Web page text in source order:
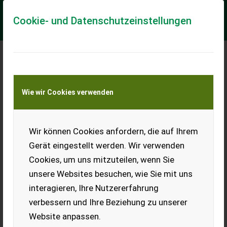
Cookie- und Datenschutzeinstellungen
Wie wir Cookies verwenden
Wir können Cookies anfordern, die auf Ihrem
Gerät eingestellt werden. Wir verwenden
Cookies, um uns mitzuteilen, wenn Sie
unsere Websites besuchen, wie Sie mit uns
interagieren, Ihre Nutzererfahrung
verbessern und Ihre Beziehung zu unserer
Website anpassen.
Meine Transportkostenanfrage
Transport von Land- und Baumaschinen –
KEINE Tiertransporte
Raven CR7 manuelles Spurführsystem
RAVEN CR7 Spurführsystem mit 7 Zoll Display, 500S Antenne
einschließlich Verkabelung für manuelle Lenkung mit
integriertem Lichtbalken - OHNE MONTA...
EUR 2.290 inkl. 20 % MwSt.